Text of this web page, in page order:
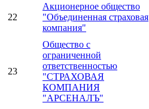
22
Акционерное общество
"Объединенная страховая
компания"
23
Общество с
ограниченной
ответственностью
"СТРАХОВАЯ
КОМПАНИЯ
"АРСЕНАЛЪ"